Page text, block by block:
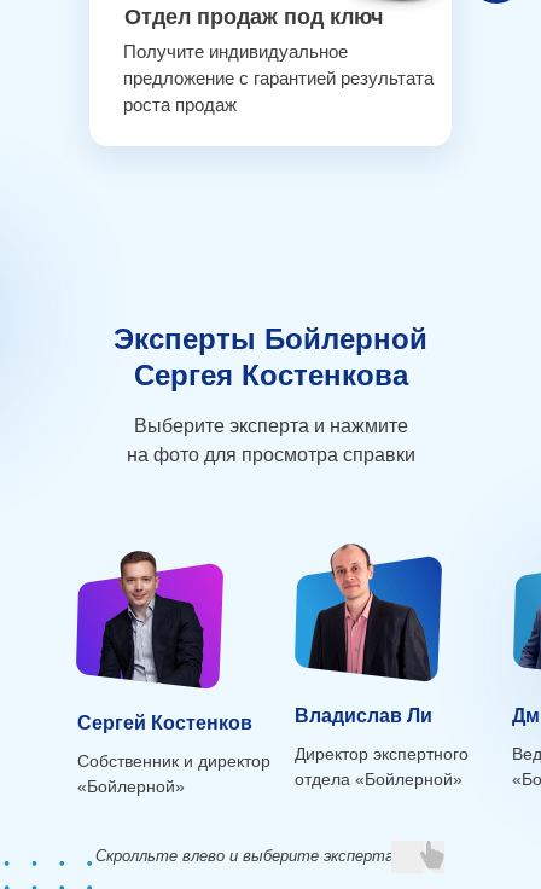
Отдел продаж под ключ
Получите индивидуальное
предложение с гарантией результата
роста продаж
Эксперты Бойлерной
Сергея Костенкова
Выберите эксперта и нажмите
на фото для просмотра справки
Сергей Костенков
Собственник и директор
«Бойлерной»
Владислав Ли
Директор экспертного
отдела «Бойлерной»
Скролльте влево и выберите эксперта